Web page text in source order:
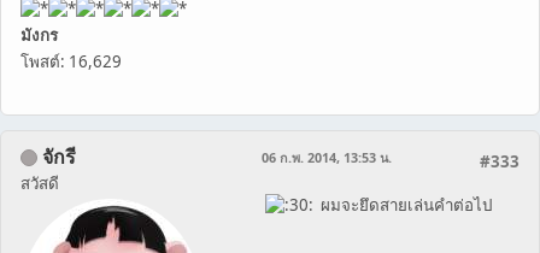
มังกร
โพสต์: 16,629
จักรี
สวัสดี
#333
06 ก.พ. 2014, 13:53 น.
ผมจะยึดสายเล่นคำต่อไป